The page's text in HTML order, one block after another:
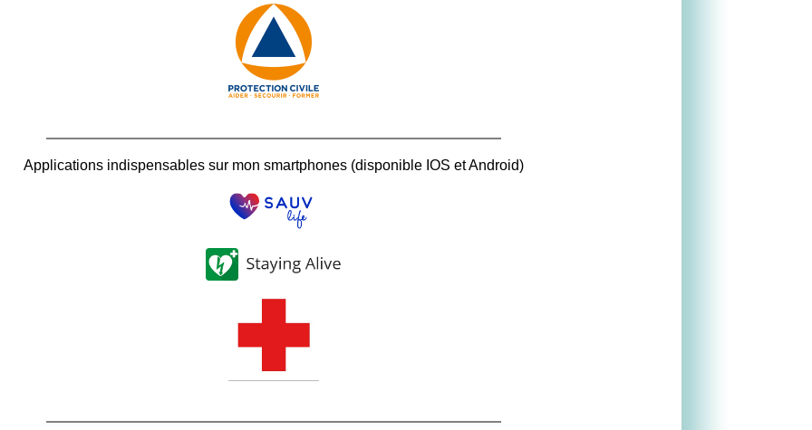
Applications indispensables sur mon smartphones (disponible IOS et Android)